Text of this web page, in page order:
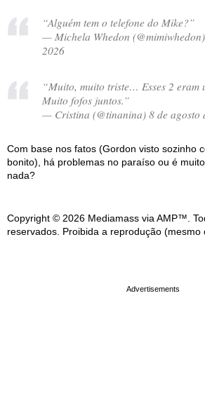
“Alguém tem o telefone do Mike?”
— Michela Whedon
2026
“Muito, muito triste… Esses 2 eram
Muito fofos juntos.”
— Cristina (@tinanina) 8 de agosto
Com base nos fatos (Gordon visto sozinho
bonito), há problemas no paraíso ou é
nada?
Copyright © 2026 Mediamass via AMP™.
reservados. Proibida a reprodução (mesmo